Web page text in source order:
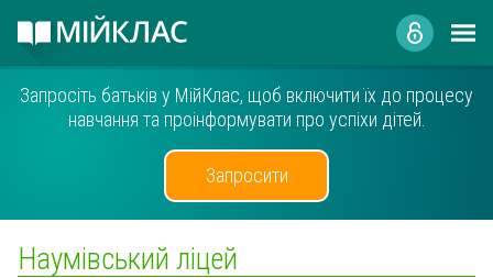
Запросіть батьків у МійКлас, щоб включити їх до процесу
навчання та проінформувати про успіхи дітей.
Запросити
Наумівський ліцей